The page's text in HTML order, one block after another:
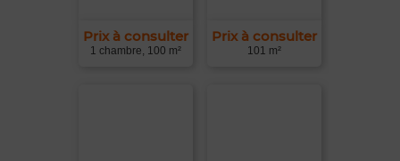
Prix à consulter
1 chambre, 100 m²
Prix à consulter
101 m²